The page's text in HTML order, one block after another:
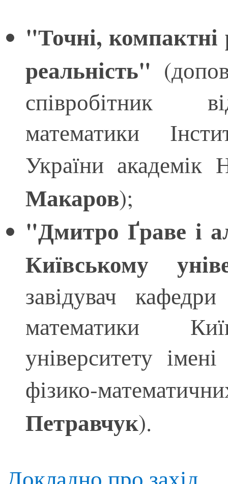
"Точні, компактні
реальність"
співробітник
математики
України
Макаров);
"Дмитро Ґраве і
Київському
завідувач
математики
університету
фізико-
Петравчук).